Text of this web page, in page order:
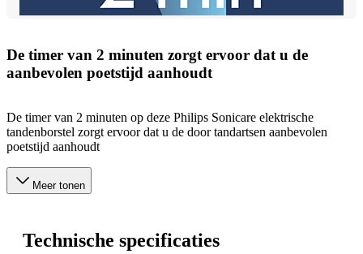
De timer van 2 minuten zorgt ervoor dat u de
aanbevolen poetstijd aanhoudt
De timer van 2 minuten op deze Philips Sonicare elektrische
tandenborstel zorgt ervoor dat u de door tandartsen aanbevolen
poetstijd aanhoudt
Meer tonen
Technische specificaties